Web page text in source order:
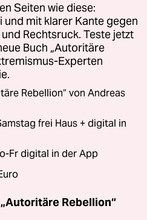
Seiten wie diese:
mit klarer Kante gegen
Rechtsruck. Teste jetzt
Buch „Autoritäre
Experten
Rebellion“ von Andreas
frei Haus + digital in
Fr digital in der App
Rebellion“